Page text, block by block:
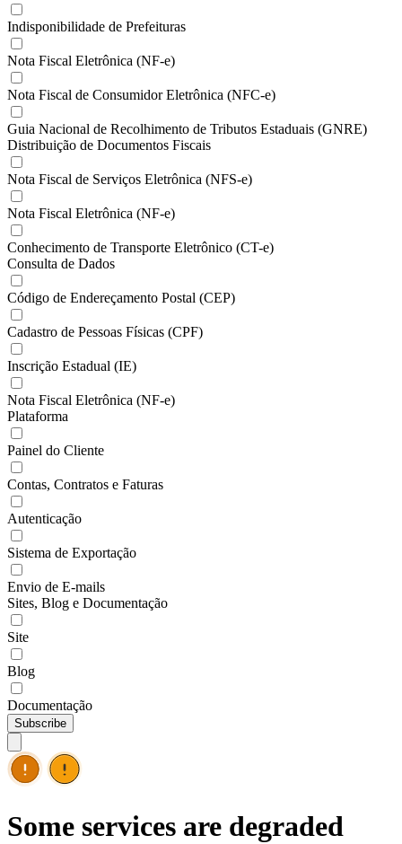
Indisponibilidade de Prefeituras
Nota Fiscal Eletrônica (NF-e)
Nota Fiscal de Consumidor Eletrônica (NFC-e)
Guia Nacional de Recolhimento de Tributos Estaduais (GNRE)
Distribuição de Documentos Fiscais
Nota Fiscal de Serviços Eletrônica (NFS-e)
Nota Fiscal Eletrônica (NF-e)
Conhecimento de Transporte Eletrônico (CT-e)
Consulta de Dados
Código de Endereçamento Postal (CEP)
Cadastro de Pessoas Físicas (CPF)
Inscrição Estadual (IE)
Nota Fiscal Eletrônica (NF-e)
Plataforma
Painel do Cliente
Contas, Contratos e Faturas
Autenticação
Sistema de Exportação
Envio de E-mails
Sites, Blog e Documentação
Site
Blog
Documentação
Subscribe
Some services are degraded